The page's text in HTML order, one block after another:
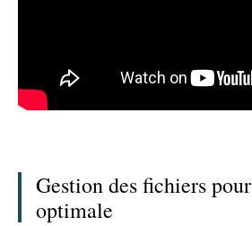
Gestion des fichiers
optimale